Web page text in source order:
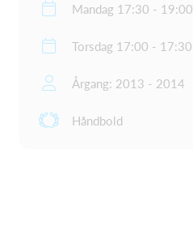
Mandag 17:30 - 19:00
Torsdag 17:00 - 17:30
Årgang: 2013 - 2014
Håndbold